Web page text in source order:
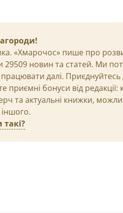
«Хмарочос» пише про
29509 новин та статей. Ми
далі. Приєднуйтесь
бонуси від редакції:
та актуальні книжки,